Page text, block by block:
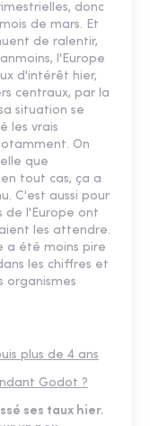
donc
de mars. Et
de ralentir,
l'Europe
d'intérêt hier,
centraux, par la
situation se
les vrais
On
que
tout cas, ça a
C'est aussi pour
de l'Europe ont
les attendre.
a été moins pire
les chiffres et
organismes
plus de 4 ans
Godot ?
ses taux hier.